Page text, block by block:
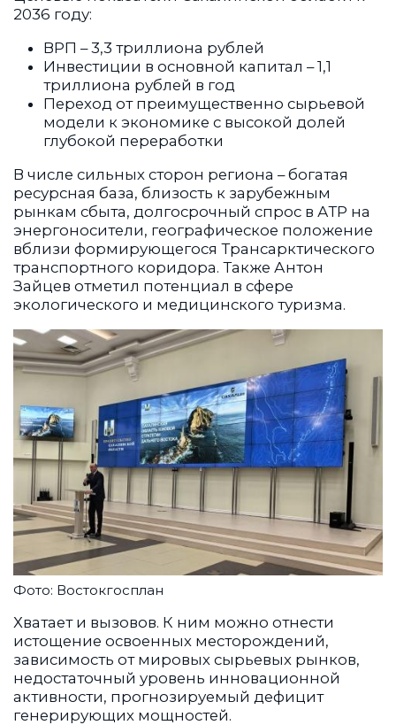
2036 году:
ВРП – 3,3 триллиона рублей
Инвестиции в основной капитал – 1,1
триллиона рублей в год
Переход от преимущественно сырьевой
модели к экономике с высокой долей
глубокой переработки
В числе сильных сторон региона – богатая
ресурсная база, близость к зарубежным
рынкам сбыта, долгосрочный спрос в АТР на
энергоносители, географическое положение
вблизи формирующегося Трансарктического
транспортного коридора. Также Антон
Зайцев отметил потенциал в сфере
экологического и медицинского туризма.
Фото: Востокгосплан
Хватает и вызовов. К ним можно отнести
истощение освоенных месторождений,
зависимость от мировых сырьевых рынков,
недостаточный уровень инновационной
активности, прогнозируемый дефицит
генерирующих мощностей.